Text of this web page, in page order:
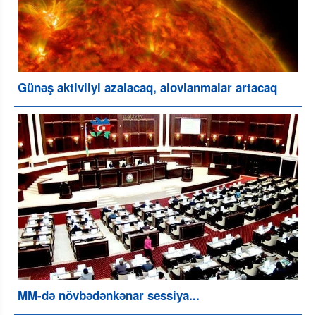
Günəş aktivliyi azalacaq, alovlanmalar artacaq
MM-də növbədənkənar sessiya...